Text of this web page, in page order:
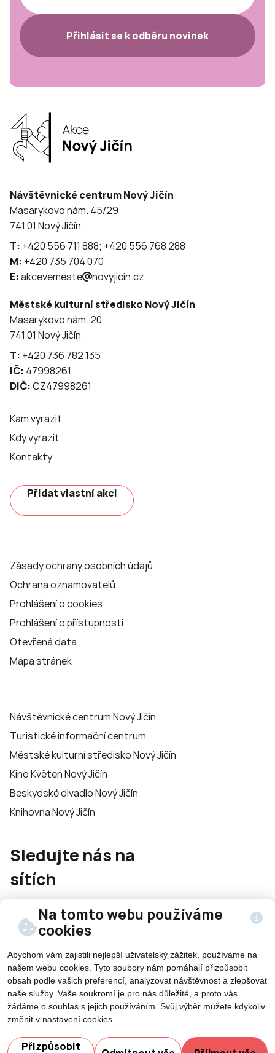
Na tomto webu používáme
cookies
Abychom vám zajistili nejlepší uživatelský zážitek, používáme na
našem webu cookies. Tyto soubory nám pomáhají přizpůsobit
obsah podle vašich preferencí, analyzovat návštěvnost a zlepšovat
naše služby. Vaše soukromí je pro nás důležité, a proto vás
žádáme o souhlas s jejich používáním. Svůj výběr můžete kdykoliv
změnit v nastavení cookies.
Přizpůsobit
Přihlásit se k odběru novinek
Návštěvnické centrum Nový Jičín
Masarykovo nám. 45/29
741 01 Nový Jičín
T: +420 556 711 888; +420 556 768 288
M: +420 735 704 070
E:akcevemeste novyjicin.cz
Městské kulturní středisko Nový Jičín
Masarykovo nám. 20
741 01 Nový Jičín
T: +420 736 782 135
IČ: 47998261
DIČ:CZ47998261
Kam vyrazit
Kdy vyrazit
Kontakty
Přidat vlastní akci
Zásady ochrany osobních údajů
Ochrana oznamovatelů
Prohlášení o cookies
Prohlášení o přístupnosti
Otevřená data
Mapa stránek
Návštěvnické centrum Nový Jičín
Turistické informační centrum
Městské kulturní středisko Nový Jičín
Kino Květen Nový Jičín
Beskydské divadlo Nový Jičín
Knihovna Nový Jičín
Sledujte nás na
sítích
©2026 Všechna práva vyhrazena - použití obsahu či
jeho části je umožněn pouze se souhlasem města Nový
Jičín.
Created by
Potřebujete poradit?